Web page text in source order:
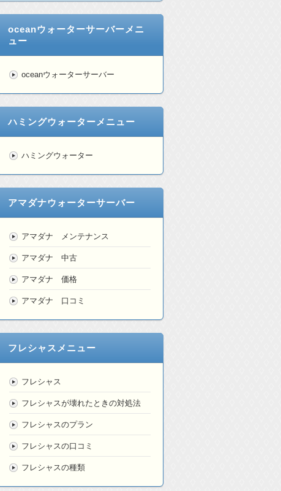
oceanウォーターサーバーメニ
ュー
oceanウォーターサーバー
ハミングウォーターメニュー
ハミングウォーター
アマダナウォーターサーバー
アマダナ メンテナンス
アマダナ 中古
アマダナ 価格
アマダナ 口コミ
フレシャスメニュー
フレシャス
フレシャスが壊れたときの対処法
フレシャスのプラン
フレシャスの口コミ
フレシャスの種類